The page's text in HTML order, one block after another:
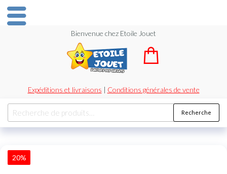
Bienvenue chez Etoile Jouet
Expéditions et livraisons | Conditions générales de vente
Recherche
20%